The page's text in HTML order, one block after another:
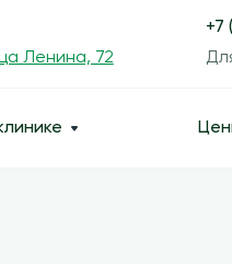
Ленина, 72
+7